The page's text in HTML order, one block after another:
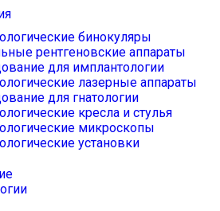
бинокуляры
рентгеновские аппараты
для имплантологии
лазерные аппараты
для гнатологии
кресла и стулья
микроскопы
установки